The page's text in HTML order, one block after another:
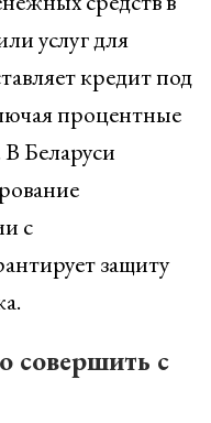
услуг для
кредит под
процентные
Беларуси
с
защиту
совершить с